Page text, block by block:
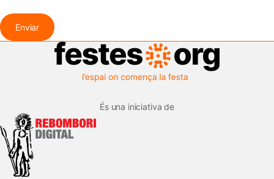
Enviar
És una iniciativa de